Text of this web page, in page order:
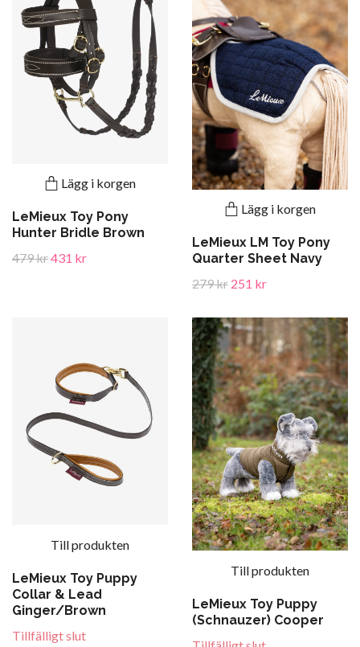
Lägg i korgen
LeMieux Toy Pony
Hunter Bridle Brown
479 kr431 kr
Lägg i korgen
LeMieux LM Toy Pony
Quarter Sheet Navy
279 kr 251 kr
Till produkten
LeMieux Toy Puppy
Collar & Lead
Ginger/Brown
Tillfälligt slut
Till produkten
LeMieux Toy Puppy
(Schnauzer) Cooper